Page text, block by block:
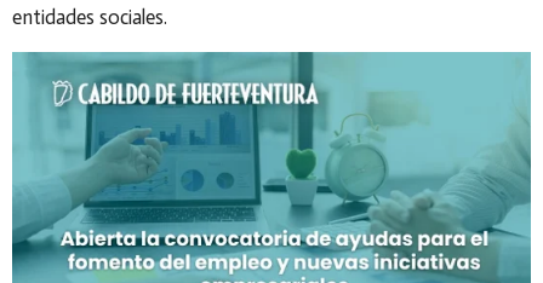
entidades sociales.